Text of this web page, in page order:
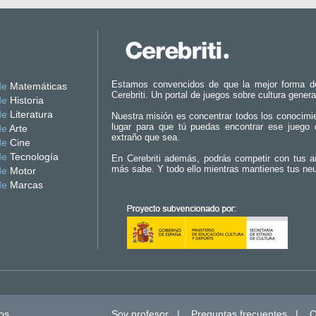
Matemáticas
Historia
Literatura
Arte
Cine
Tecnología
Motor
Marcas
Estamos convencidos de que la mejor forma
Cerebriti. Un portal de juegos sobre cultura
Nuestra misión es concentrar todos los
lugar para que tú puedas encontrar ese
extraño que sea.
En Cerebriti además, podrás competir con tus
más sabe. Y todo ello mientras mantienes tus